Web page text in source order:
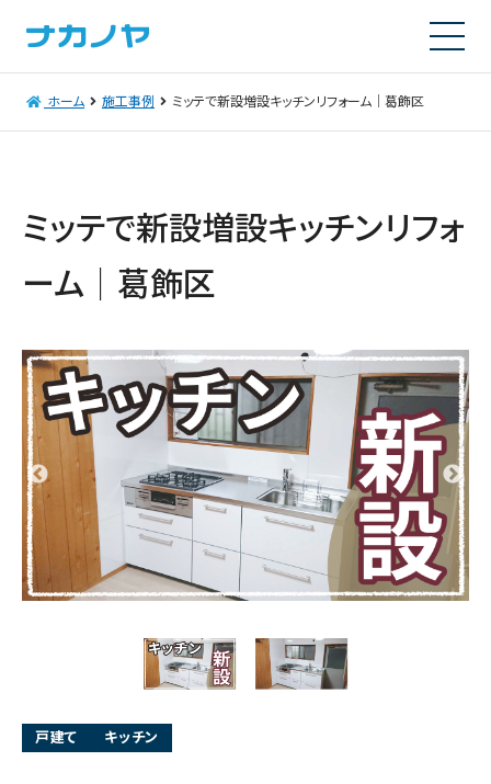
ホーム 施工事例 ミッテで新設増設キッチンリフォーム｜葛飾区
ミッテで新設増設キッチンリフォ
ーム｜葛飾区
戸建て キッチン